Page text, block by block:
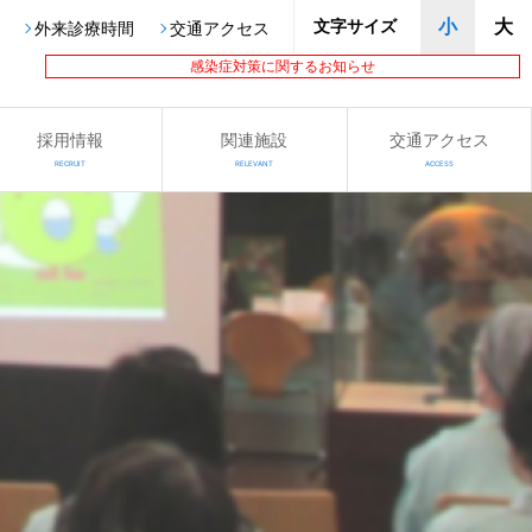
感染症対策に関するお知らせ
外来診療時間 交通アクセス 文字サイズ 小 大
採用情報
RECRUIT
関連施設
RELEVANT
交通アクセス
ACCESS